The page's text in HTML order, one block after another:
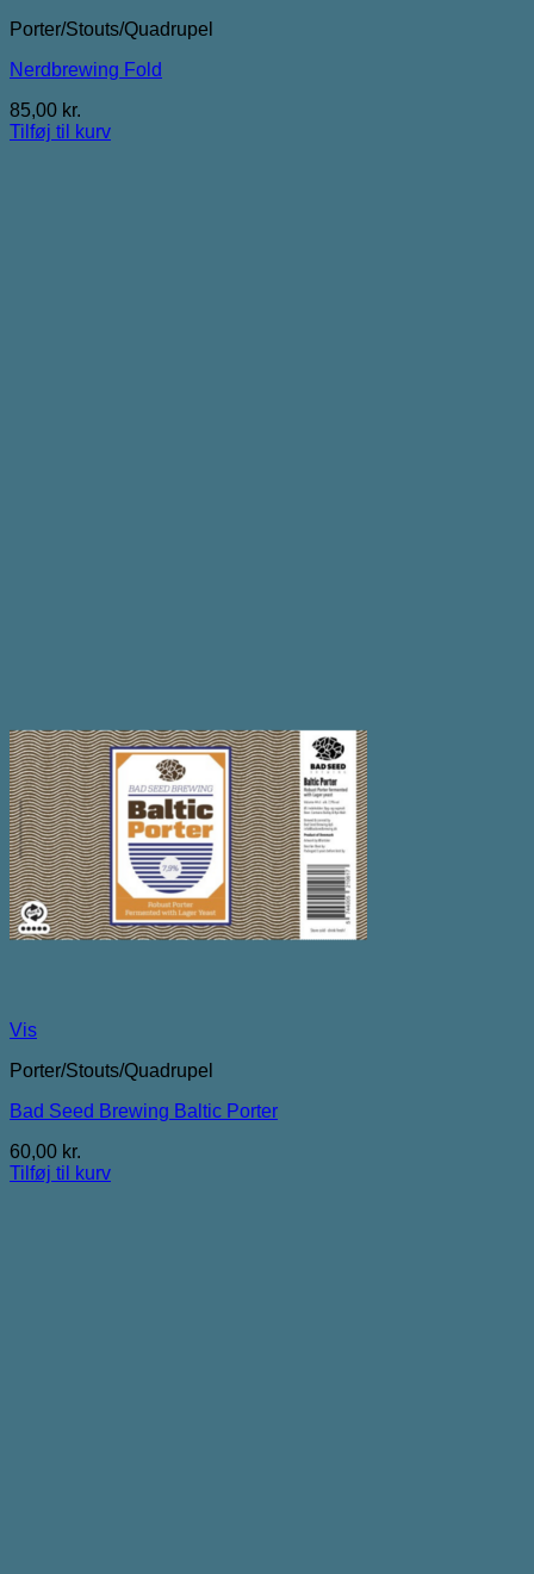
Porter/Stouts/Quadrupel
Nerdbrewing Fold
85,00 kr.
Tilføj til kurv
Vis
Porter/Stouts/Quadrupel
Bad Seed Brewing Baltic Porter
60,00 kr.
Tilføj til kurv